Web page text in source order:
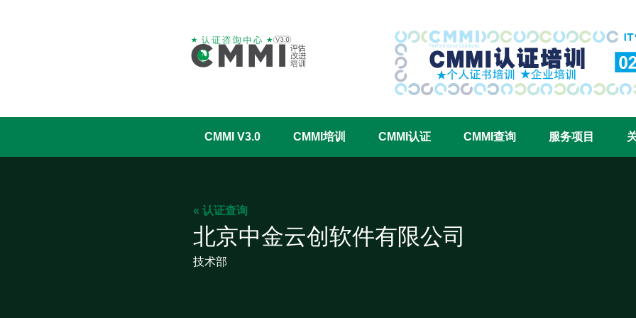
CMMI认证咨询中心官网
CMMI V3.0 CMMI培训 CMMI认证 CMMI查询 服务项目
« 认证查询
北京中金云创软件有限公司
技术部